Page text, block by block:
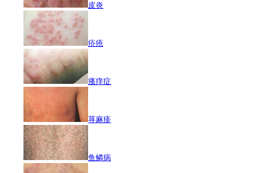
皮炎
疥疮
瘙痒症
荨麻疹
鱼鳞病